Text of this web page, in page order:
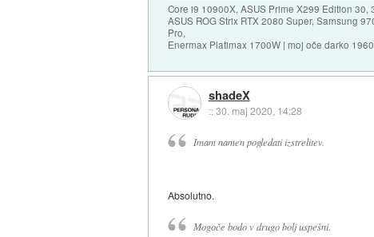
Core i9 10900X, ASUS Prime X299 Edition 30,
ASUS ROG Strix RTX 2080 Super, Samsung
Pro,
Enermax Platimax 1700W | moj oče darko
shadeX
::30. maj 2020, 14:28
Imam namen pogledati izstrelitev.
Absolutno.
Mogoče bodo v drugo bolj uspešni.